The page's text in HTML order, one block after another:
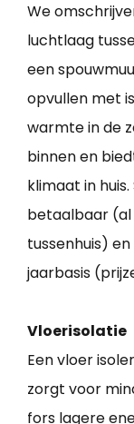
We
luchtlaag
een
opvullen met
warmte in de
binnen en
klimaat in
betaalbaar
tussenhuis)
jaarbasis
Vloerisolatie
Een vloer
zorgt voor
fors lagere